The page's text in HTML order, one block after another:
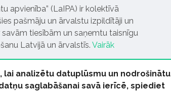
apvienība” (LaIPA) ir kolektīvā
pašmāju un ārvalstu izpildītāji un
tiesībām un saņemtu taisnīgu
Latvijā un ārvalstīs. Vairāk
analizētu datuplūsmu un nodrošinātu
saglabāšanai savā ierīcē, spiediet